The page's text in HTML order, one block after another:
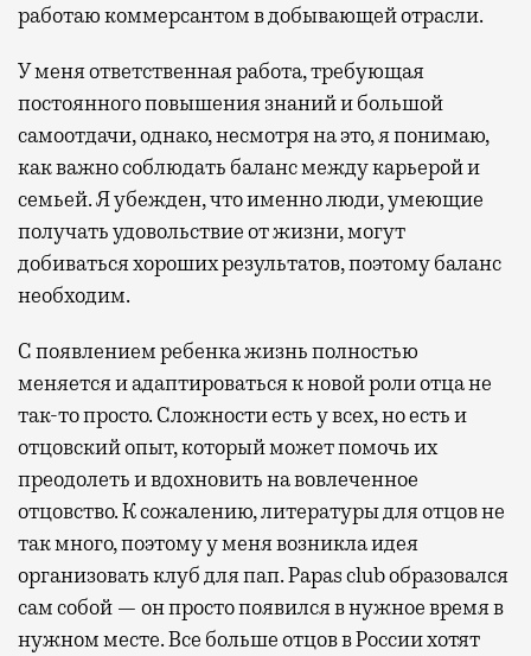
работаю коммерсантом в добывающей отрасли.
У меня ответственная работа, требующая
постоянного повышения знаний и большой
самоотдачи, однако, несмотря на это, я понимаю,
как важно соблюдать баланс между карьерой и
семьей. Я убежден, что именно люди, умеющие
получать удовольствие от жизни, могут
добиваться хороших результатов, поэтому баланс
необходим.
С появлением ребенка жизнь полностью
меняется и адаптироваться к новой роли отца не
так-то просто. Сложности есть у всех, но есть и
отцовский опыт, который может помочь их
преодолеть и вдохновить на вовлеченное
отцовство. К сожалению, литературы для отцов не
так много, поэтому у меня возникла идея
организовать клуб для пап. Papas club образовался
сам собой — он просто появился в нужное время в
нужном месте. Все больше отцов в России хотят